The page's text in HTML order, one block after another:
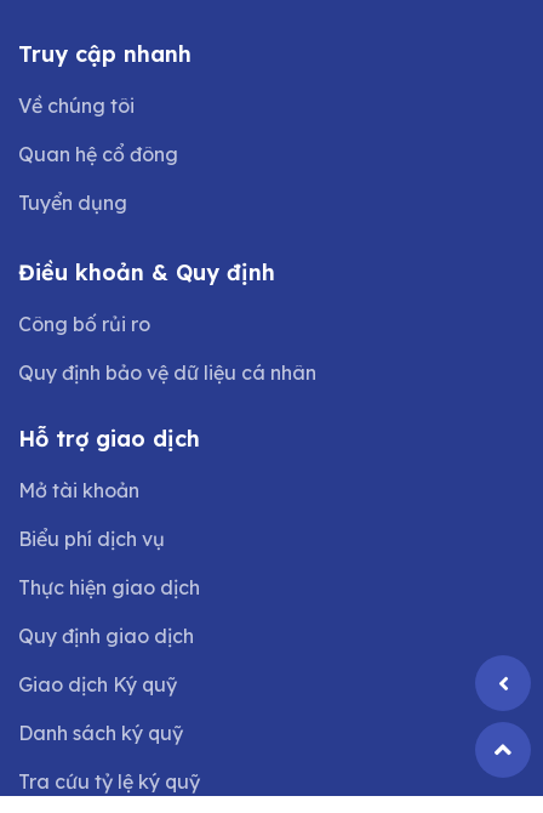
Truy cập nhanh
Về chúng tôi
Quan hệ cổ đông
Tuyển dụng
Điều khoản & Quy định
Công bố rủi ro
Quy định bảo vệ dữ liệu cá nhân
Hỗ trợ giao dịch
Mở tài khoản
Biểu phí dịch vụ
Thực hiện giao dịch
Quy định giao dịch
Giao dịch Ký quỹ
Danh sách ký quỹ
Tra cứu tỷ lệ ký quỹ